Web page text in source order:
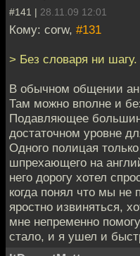
#141 | 28.11.09 12:01
Кому: corw, #131
> Без словаря ни шагу.
В обычном общении
Там можно вполне и
Подавляющее
достаточном уровне
Одного полицая
шпрехающего на
него дорогу хотел
когда понял что мы не
яростно извиняться,
мне непременно
стало, и я ушел и